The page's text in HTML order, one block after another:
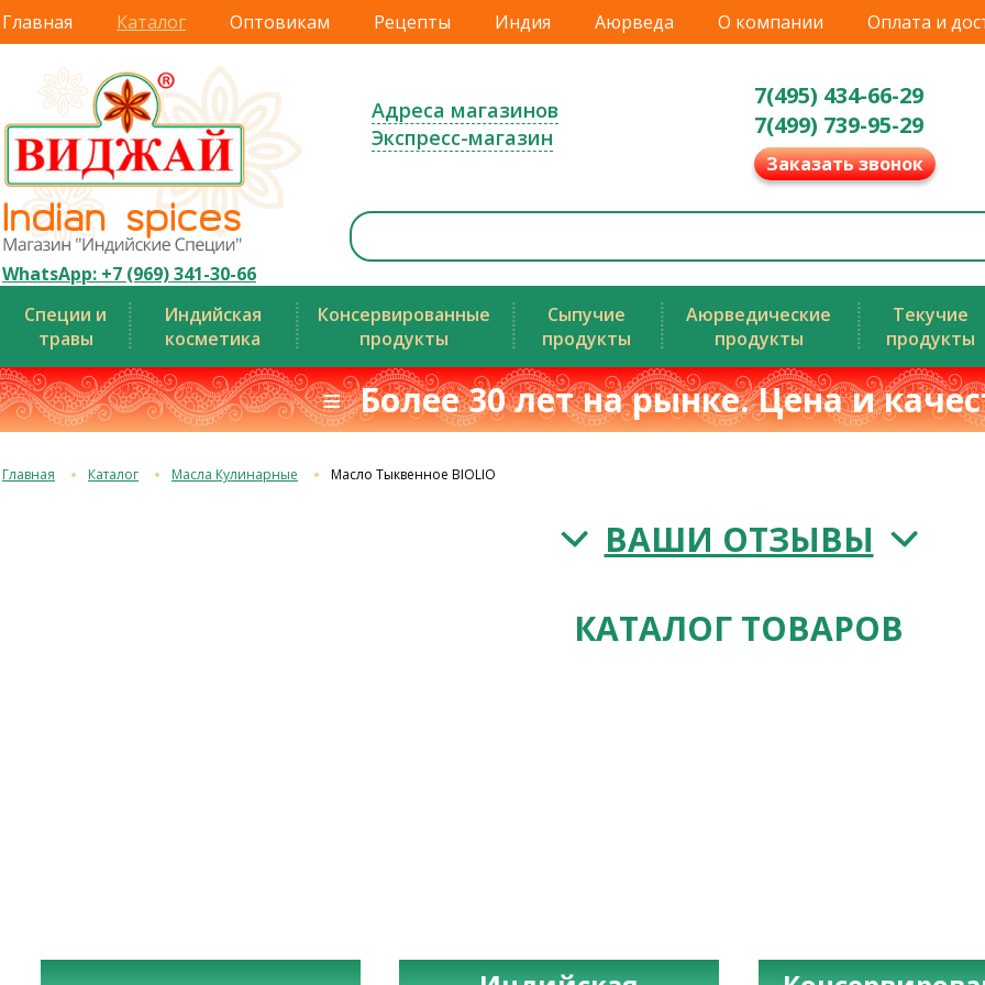
Главная Каталог Оптовикам Рецепты Индия Аюрведа О компании Оплата и
WhatsApp: +7 (969) 341-30-66
Адреса магазинов
Экспресс-магазин
7(495) 434-66-29
7(499) 739-95-29
Заказать звонок
Специи и
травы
Индийская
косметика
Консервированные
продукты
Сыпучие
продукты
Аюрведические
продукты
Текучие
продукты
≡ Более 30 лет на рынке. Цена и
Главная Каталог Масла Кулинарные Масло Тыквенное BIOLIO
ВАШИ ОТЗЫВЫ
КАТАЛОГ ТОВАРОВ